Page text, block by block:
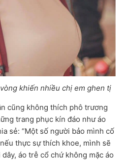
khiến nhiều chị em ghen tị
cũng không thích phô trương
trang phục kín đáo như áo
sẻ: “Một số người bảo mình cố
thực sự thích khoe, mình sẽ
áo trễ cổ chứ không mặc áo